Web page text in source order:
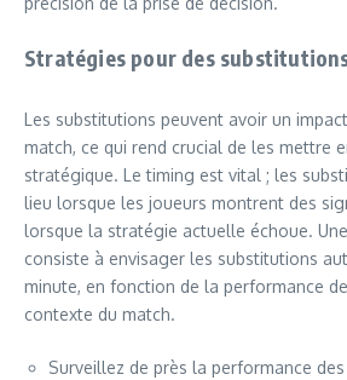
Stratégies pour des
Les substitutions peuvent avoir un
match, ce qui rend crucial de les mettre
stratégique. Le timing est vital ; les
lieu lorsque les joueurs montrent des
lorsque la stratégie actuelle échoue.
consiste à envisager les substitutions
minute, en fonction de la performance
contexte du match.
Surveillez de près la performance